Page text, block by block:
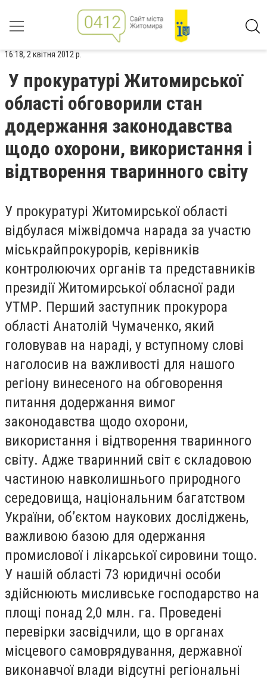
16:18, 2 квітня 2012 р.
У прокуратурі Житомирської
області обговорили стан
додержання законодавства
щодо охорони, використання і
відтворення тваринного світу
У прокуратурі Житомирської області
відбулася міжвідомча нарада за участю
міськрайпрокурорів, керівників
контролюючих органів та представників
президії Житомирської обласної ради
УТМР. Перший заступник прокурора
області Анатолій Чумаченко, який
головував на нараді, у вступному слові
наголосив на важливості для нашого
регіону винесеного на обговорення
питання додержання вимог
законодавства щодо охорони,
використання і відтворення тваринного
світу. Адже тваринний світ є складовою
частиною навколишнього природного
середовища, національним багатством
України, об’єктом наукових досліджень,
важливою базою для одержання
промислової і лікарської сировини тощо.
У нашій області 73 юридичні особи
здійснюють мисливське господарство на
площі понад 2,0 млн. га. Проведені
перевірки засвідчили, що в органах
місцевого самоврядування, державної
виконавчої влади відсутні регіональні